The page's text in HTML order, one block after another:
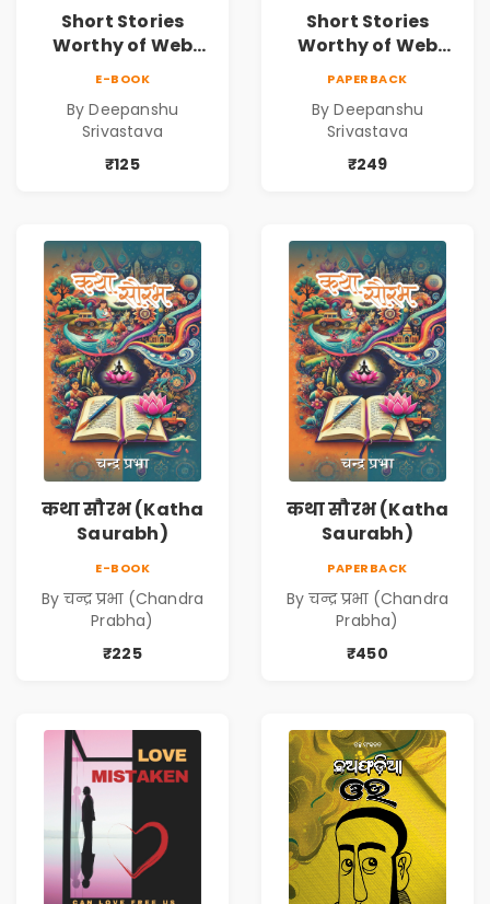
Short Stories
Worthy of Web
Series | Cinematic
Deepanshu
Srivastava
E-BOOK
By Deepanshu
Srivastava
₹125
Short Stories
Worthy of Web
Series | Cinematic
Deepanshu
Srivastava
PAPERBACK
By Deepanshu
Srivastava
₹249
कथा सौरभ (Katha
Saurabh)
E-BOOK
By चन्द्र प्रभा (Chandra
Prabha)
₹225
कथा सौरभ (Katha
Saurabh)
PAPERBACK
By चन्द्र प्रभा (Chandra
Prabha)
₹450